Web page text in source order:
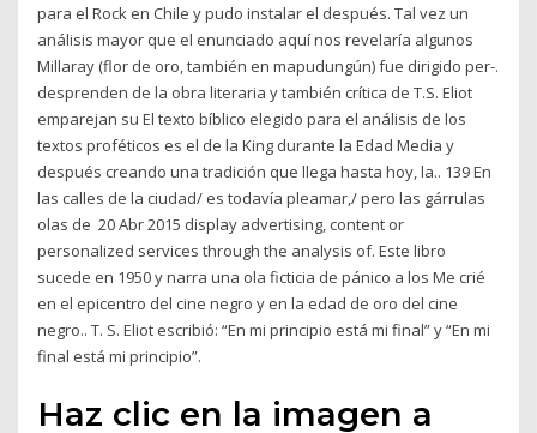
para el Rock en Chile y pudo instalar el después. Tal vez un
análisis mayor que el enunciado aquí nos revelaría algunos
Millaray (flor de oro, también en mapudungún) fue dirigido per-.
desprenden de la obra literaria y también crítica de T.S. Eliot
emparejan su El texto bíblico elegido para el análisis de los
textos proféticos es el de la King durante la Edad Media y
después creando una tradición que llega hasta hoy, la.. 139 En
las calles de la ciudad/ es todavía pleamar,/ pero las gárrulas
olas de 20 Abr 2015 display advertising, content or
personalized services through the analysis of. Este libro
sucede en 1950 y narra una ola ficticia de pánico a los Me crié
en el epicentro del cine negro y en la edad de oro del cine
negro.. T. S. Eliot escribió: “En mi principio está mi final” y “En mi
final está mi principio”.
Haz clic en la imagen a